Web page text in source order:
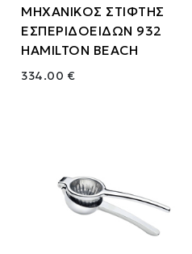
ΜΗΧΑΝΙΚΟΣ ΣΤΙΦΤΗΣ
ΕΣΠΕΡΙΔΟΕΙΔΩΝ 932
HAMILTON BEACH
334.00 €